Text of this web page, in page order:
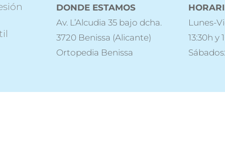
DONDE ESTAMOS
Av. L’Alcudia 35 bajo dcha.
3720 Benissa (Alicante)
Ortopedia Benissa
Lunes-
13:30h y